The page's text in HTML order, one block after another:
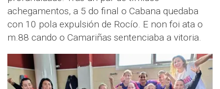
achegamentos, a 5 do final o Cabana quedaba
con 10 pola expulsión de Rocío. E non foi ata o
m.88 cando o Camariñas sentenciaba a vitoria.